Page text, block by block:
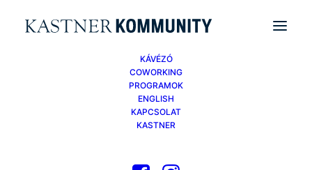
KÁVÉZÓ
COWORKING
PROGRAMOK
ENGLISH
KAPCSOLAT
KASTNER